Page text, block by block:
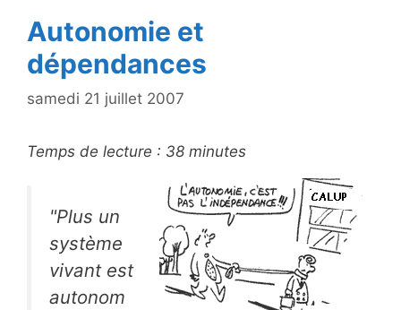
Autonomie et
dépendances
samedi 21 juillet 2007
Temps de lecture : 38 minutes
"Plus un
système
vivant est
autonom